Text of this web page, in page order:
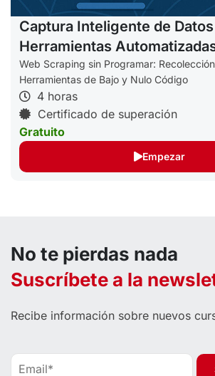
Captura Inteligente de
Herramientas
Web Scraping sin Programar:
Herramientas de Bajo y Nulo Código
4 horas
Certificado de superación
Gratuito
Empezar
No te pierdas nada
Suscríbete a la
Recibe información sobre nuevos
Suscribirme